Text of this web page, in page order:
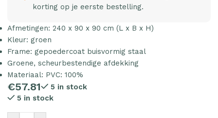
korting op je eerste bestelling.
Afmetingen: 240 x 90 x 90 cm (L x B x H)
Kleur: groen
Frame: gepoedercoat buisvormig staal
Groene, scheurbestendige afdekking
Materiaal: PVC: 100%
€57.81
5 in stock
5 in stock